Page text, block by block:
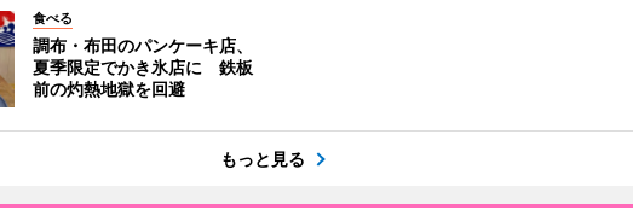
食べる
調布・布田のパンケーキ店、
夏季限定でかき氷店に 鉄板
前の灼熱地獄を回避
もっと見る